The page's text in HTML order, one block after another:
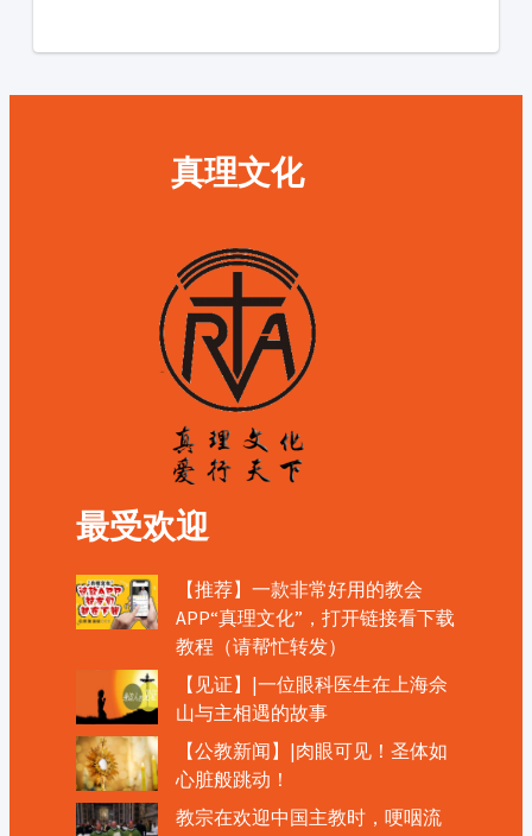
真理文化
最受欢迎
【推荐】一款非常好用的教会
APP“真理文化”，打开链接看下载
教程（请帮忙转发）
【见证】|一位眼科医生在上海佘
山与主相遇的故事
【公教新闻】|肉眼可见！圣体如
心脏般跳动！
教宗在欢迎中国主教时，哽咽流